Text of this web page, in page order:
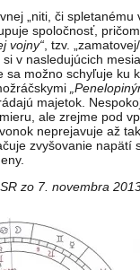
„niti, či spletanému
spoločnosť,
vojny“ , tzv.
v nasledujúcich
sa možno schyľuje ku
majetok.
ale zrejme pod
neprejavuje až
zvyšovanie napätí
zo 7. novembra